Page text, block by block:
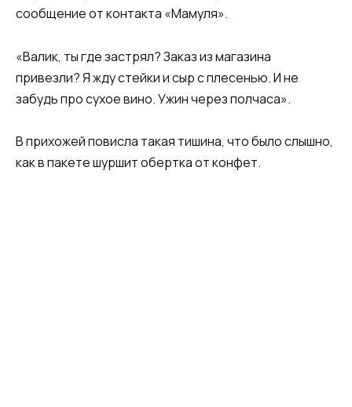
сообщение от контакта «Мамуля».
«Валик, ты где застрял? Заказ из магазина
привезли? Я жду стейки и сыр с плесенью. И не
забудь про сухое вино. Ужин через полчаса».
В прихожей повисла такая тишина, что было слышно,
как в пакете шуршит обертка от конфет.